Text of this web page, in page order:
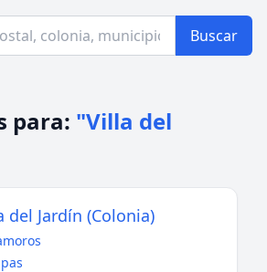
Buscar
para: "Villa del
del Jardín (Colonia)